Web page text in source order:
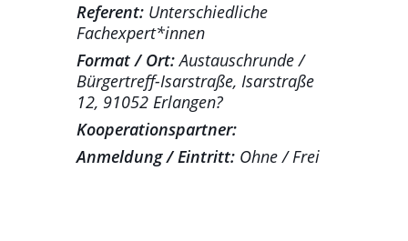
Referent: Unterschiedliche
Fachexpert*innen
Format / Ort:Austauschrunde /
Bürgertreff-Isarstraße, Isarstraße
12, 91052 Erlangen?
Kooperationspartner:
Anmeldung / Eintritt: Ohne / Frei